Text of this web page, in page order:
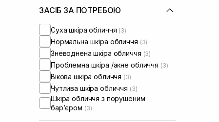
ЗАСІБ ЗА ПОТРЕБОЮ
Суха шкіра обличчя (3)
Нормальна шкіра обличчя (3)
Зневоднена шкіра обличчя (3)
Проблемна шкіра /акне обличчя (3)
Вікова шкіра обличчя (3)
Чутлива шкіра обличчя (3)
Шкіра обличчя з порушеним
барʼєром (3)